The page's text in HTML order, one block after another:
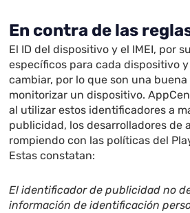
En contra de las
El ID del dispositivo y el IMEI, por
específicos para cada dispositivo
cambiar, por lo que son una
monitorizar un dispositivo.
al utilizar estos identificadores a
publicidad, los desarrolladores de
rompiendo con las políticas del
Estas constatan:
El identificador de publicidad no
información de identificación